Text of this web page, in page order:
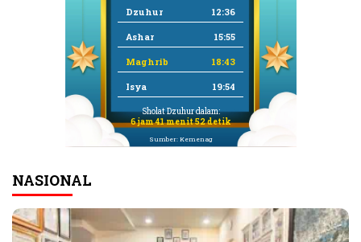
Dzuhur 12:36
Ashar 15:55
Maghrib 18:43
Isya 19:54
Sholat Dzuhur dalam:
6 jam 41 menit 51 detik
Sumber: Kemenag
NASIONAL